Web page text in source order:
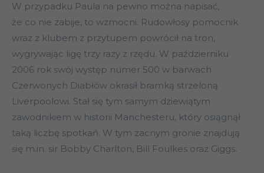
W przypadku Paula na pewno można napisać,
że co nie zabije, to wzmocni. Rudowłosy pomocnik
wraz z klubem z przytupem powrócił na tron,
wygrywając ligę trzy razy z rzędu. W październiku
2006 rok swój występ numer 500 w barwach
Czerwonych Diabłów okrasił bramką strzeloną
Liverpoolowi. Stał się tym samym dziewiątym
zawodnikiem w historii Manchesteru, który osiągnął
taką liczbę spotkań. W tym zacnym gronie znajdują
się m.in. sir Bobby Charlton, Bill Foulkes oraz Giggs.